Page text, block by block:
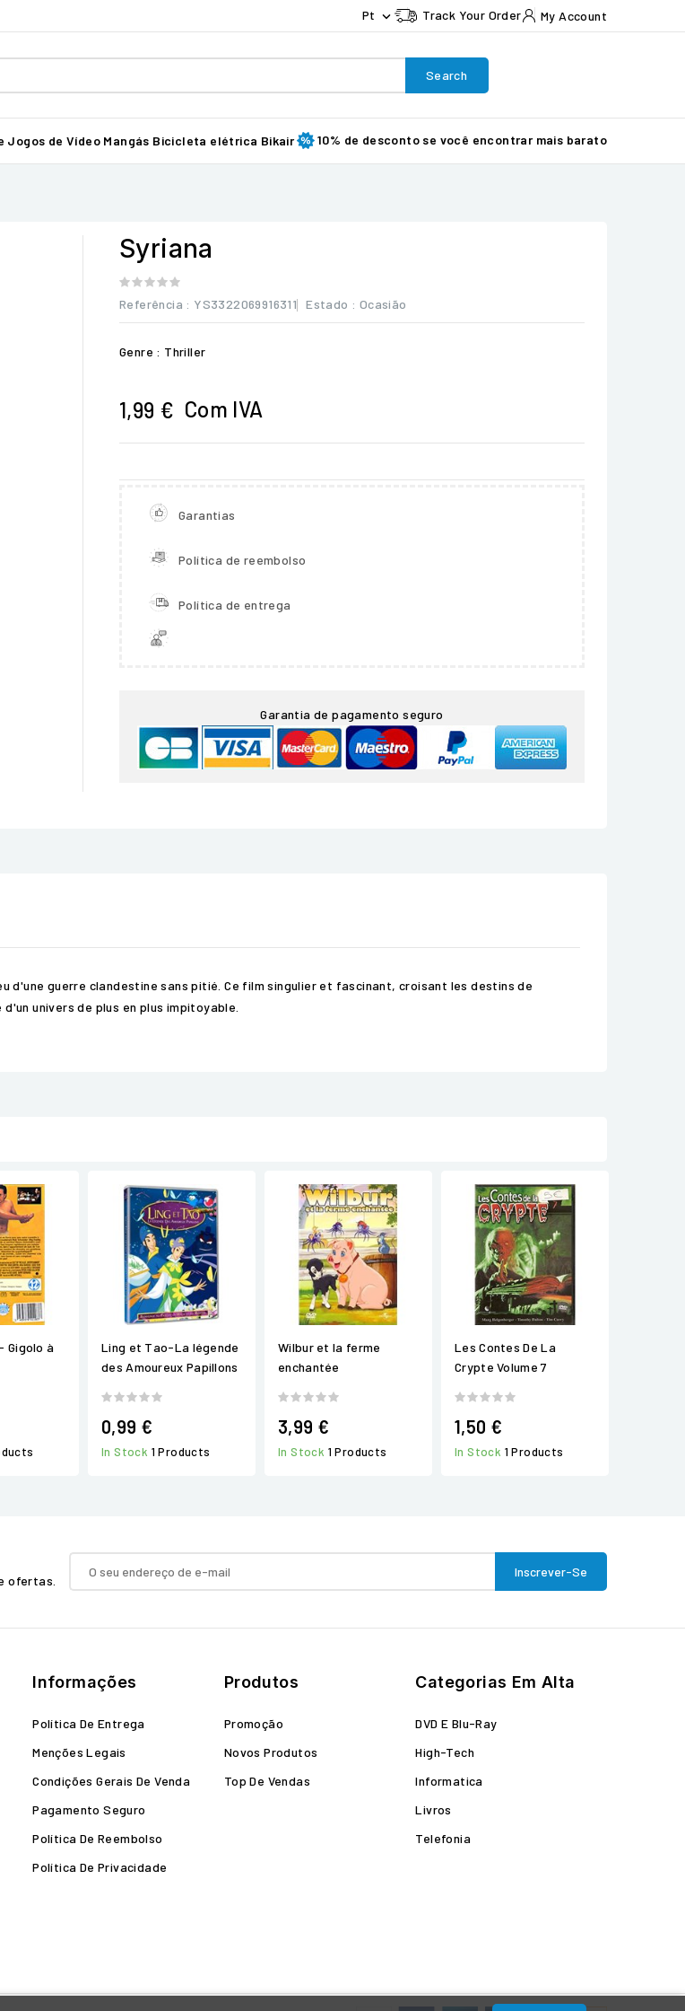
Pt  Track Your Order My Account
Search
Jogos de Vídeo Mangás Bicicleta elétrica Bikair 10% de desconto se você encontrar mais barato
Syriana
Referência : YS3322069916311 Estado : Ocasião
Genre : Thriller
1,99 € Com IVA
Garantias
Política de reembolso
Política de entrega
Garantia de pagamento seguro
guerre clandestine sans pitié. Ce film singulier et fascinant, croisant les destins de
univers de plus en plus impitoyable.
Gigolo à
Ling et Tao-La légende
des Amoureux Papillons
0,99 €
In Stock 1 Products
Wilbur et la ferme
enchantée
3,99 €
In Stock 1 Products
Les Contes De La
Crypte Volume 7
1,50 €
In Stock 1 Products
ofertas.
Informações
Política De Entrega
Menções Legais
Condições Gerais De Venda
Pagamento Seguro
Política De Reembolso
Política De Privacidade
Produtos
Promoção
Novos Produtos
Top De Vendas
Categorias Em Alta
DVD E Blu-Ray
High-Tech
Informatica
Livros
Telefonia